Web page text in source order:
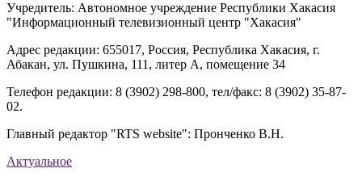
Учредитель: Автономное учреждение Республики Хакасия
"Информационный телевизионный центр "Хакасия"
Адрес редакции: 655017, Россия, Республика Хакасия, г.
Абакан, ул. Пушкина, 111, литер А, помещение 34
Телефон редакции: 8 (3902) 298-800, тел/факс: 8 (3902) 35-87-
02.
Главный редактор "RTS website": Пронченко В.Н.
Актуальное